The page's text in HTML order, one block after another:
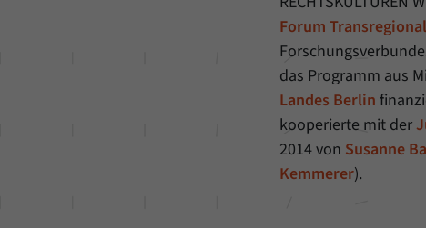
Forum
das Programm aus
Landes Berlin
kooperierte mit der
2014 von Susanne
Kemmerer).